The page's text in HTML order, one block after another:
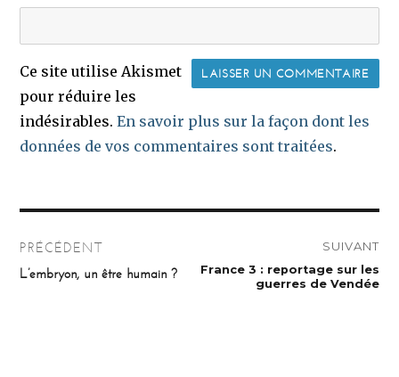
Ce site utilise Akismet
pour réduire les
indésirables.En savoir plus sur la façon dont les
données de vos commentaires sont traitées.
de
PRÉCÉDENT
Publication
précédente :
L’embryon, un être humain ?
SUIVANT
Publication
suivante :
France 3 : reportage sur les
guerres de Vendée